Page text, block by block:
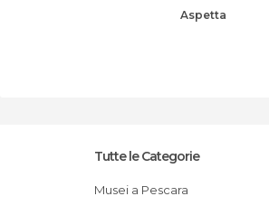
Aspetta
Tutte le Categorie
Musei a Pescara